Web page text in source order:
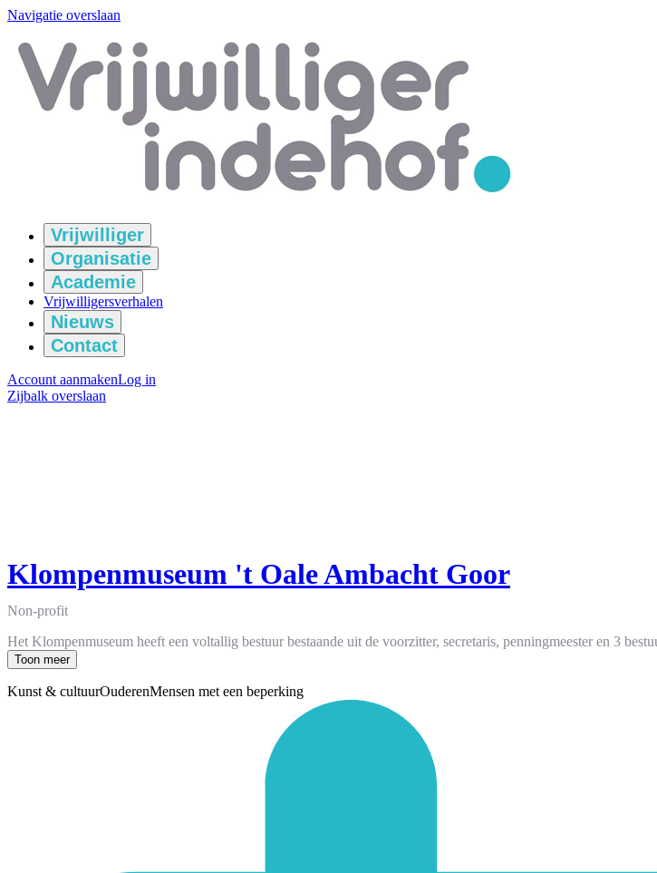
Navigatie overslaan
Vrijwilliger
Organisatie
Academie
Vrijwilligersverhalen
Nieuws
Contact
Account aanmakenLog in
Zijbalk overslaan
Klompenmuseum 't Oale Ambacht Goor
Non-profit
Het Klompenmuseum heeft een voltallig bestuur bestaande uit de voorzitter, secretaris, penningmeester en 3
Toon meer
Kunst & cultuurOuderenMensen met een beperking